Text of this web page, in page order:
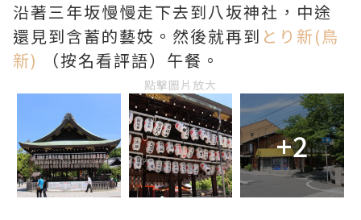
沿著三年坂慢慢走下去到八坂神社，中途
還見到含蓄的藝妓。然後就再到 とり新(鳥
新)
（按名看評語）午餐。
點擊圖片放大
+2